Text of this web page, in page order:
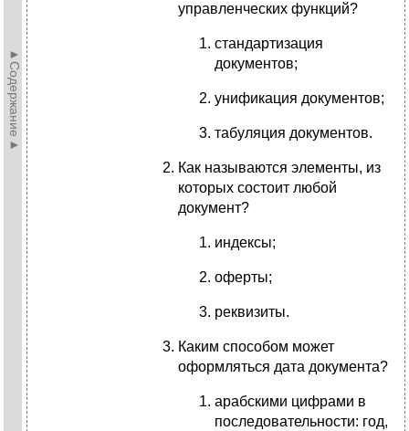
►Содержание►
управленческих функций?
стандартизация
документов;
унификация документов;
табуляция документов.
Как называются элементы, из
которых состоит любой
документ?
индексы;
оферты;
реквизиты.
Каким способом может
оформляться дата документа?
арабскими цифрами в
последовательности: год,